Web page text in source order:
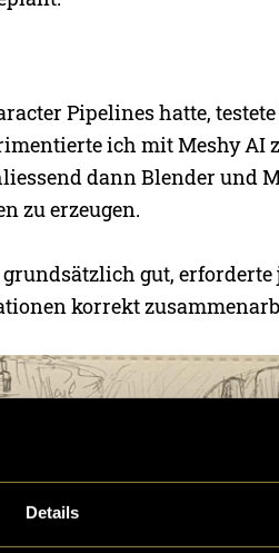
Details
Pipelines hatte,
ich mit Meshy AI
dann Blender und
zu erzeugen.
gut, erforderte
korrekt